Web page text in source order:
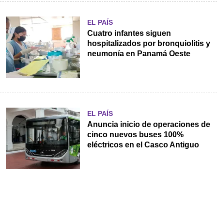
EL PAÍS
Cuatro infantes siguen
hospitalizados por bronquiolitis y
neumonía en Panamá Oeste
EL PAÍS
Anuncia inicio de operaciones de
cinco nuevos buses 100%
eléctricos en el Casco Antiguo